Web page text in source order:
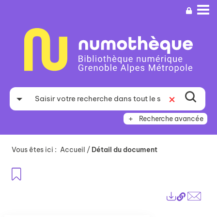
recherche
Recherche avancée
Vous êtes ici : Accueil / Détail du document
Lien